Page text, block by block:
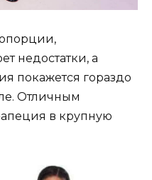
недостатки, а
покажется гораздо
Отличным
в крупную